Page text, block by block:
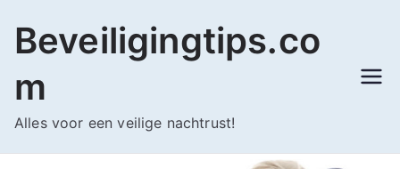
naar
inhoud
Beveiligingtips.co
m
Alles voor een veilige nachtrust!